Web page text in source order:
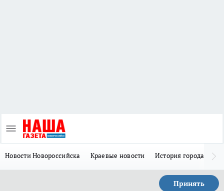
Новости Новороссийска Краевые новости История города Н
Принять